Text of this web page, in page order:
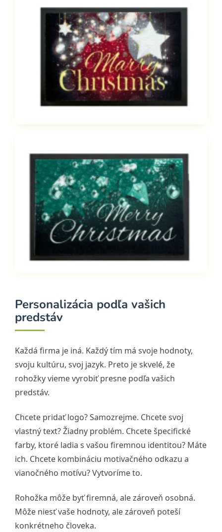
Personalizácia podľa vašich
predstáv
Každá firma je iná. Každý tím má svoje hodnoty,
svoju kultúru, svoj jazyk. Preto je skvelé, že
rohožky vieme vyrobiť presne podľa vašich
predstáv.
Chcete pridať logo? Samozrejme. Chcete svoj
vlastný text? Žiadny problém. Chcete špecifické
farby, ktoré ladia s vašou firemnou identitou? Máte
ich. Chcete kombináciu motivačného odkazu a
vianočného motívu? Vytvoríme to.
Rohožka môže byť firemná, ale zároveň osobná.
Môže niesť vaše hodnoty, ale zároveň poteší
konkrétneho človeka.